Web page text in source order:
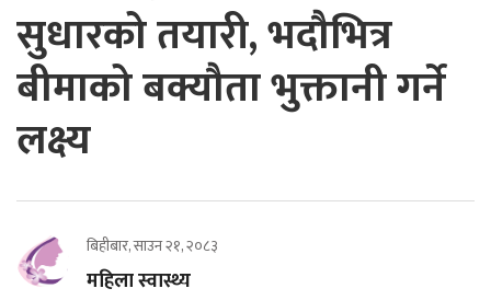
सुधारको तयारी, भदौभित्र
बीमाको बक्यौता भुक्तानी गर्ने
लक्ष्य
बिहीबार, साउन २१, २०८३
महिला स्वास्थ्य